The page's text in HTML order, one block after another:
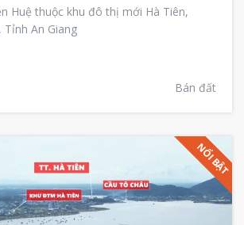
Huệ thuộc khu đô thị mới Hà Tiên,
Tỉnh An Giang
Bán đất
NỔI BẬT